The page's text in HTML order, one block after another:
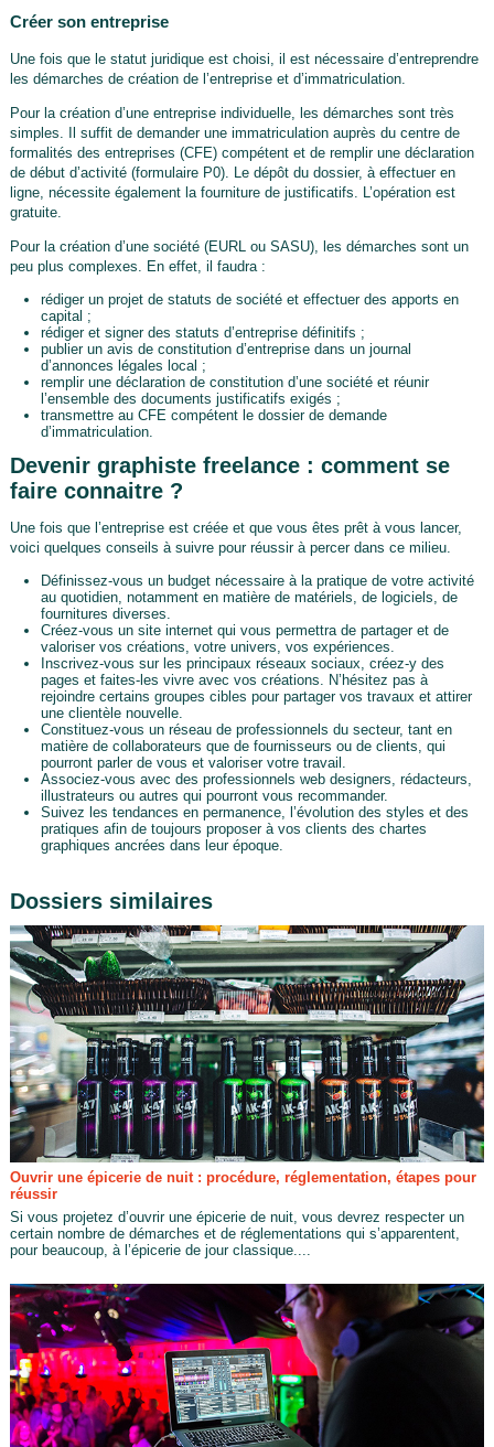
Créer son entreprise
Une fois que le statut juridique est choisi, il est nécessaire d’entreprendre
les démarches de création de l’entreprise et d’immatriculation.
Pour la création d’une entreprise individuelle, les démarches sont très
simples. Il suffit de demander une immatriculation auprès du centre de
formalités des entreprises (CFE) compétent et de remplir une déclaration
de début d’activité (formulaire P0). Le dépôt du dossier, à effectuer en
ligne, nécessite également la fourniture de justificatifs. L’opération est
gratuite.
Pour la création d’une société (EURL ou SASU), les démarches sont un
peu plus complexes. En effet, il faudra :
rédiger un projet de statuts de société et effectuer des apports en
capital ;
rédiger et signer des statuts d’entreprise définitifs ;
publier un avis de constitution d’entreprise dans un journal
d’annonces légales local ;
remplir une déclaration de constitution d’une société et réunir
l’ensemble des documents justificatifs exigés ;
transmettre au CFE compétent le dossier de demande
d’immatriculation.
Devenir graphiste freelance : comment se
faire connaitre ?
Une fois que l’entreprise est créée et que vous êtes prêt à vous lancer,
voici quelques conseils à suivre pour réussir à percer dans ce milieu.
Définissez-vous un budget nécessaire à la pratique de votre activité
au quotidien, notamment en matière de matériels, de logiciels, de
fournitures diverses.
Créez-vous un site internet qui vous permettra de partager et de
valoriser vos créations, votre univers, vos expériences.
Inscrivez-vous sur les principaux réseaux sociaux, créez-y des
pages et faites-les vivre avec vos créations. N’hésitez pas à
rejoindre certains groupes cibles pour partager vos travaux et attirer
une clientèle nouvelle.
Constituez-vous un réseau de professionnels du secteur, tant en
matière de collaborateurs que de fournisseurs ou de clients, qui
pourront parler de vous et valoriser votre travail.
Associez-vous avec des professionnels web designers, rédacteurs,
illustrateurs ou autres qui pourront vous recommander.
Suivez les tendances en permanence, l’évolution des styles et des
pratiques afin de toujours proposer à vos clients des chartes
graphiques ancrées dans leur époque.
Dossiers similaires
Ouvrir une épicerie de nuit : procédure, réglementation, étapes pour
réussir
Si vous projetez d’ouvrir une épicerie de nuit, vous devrez respecter un
certain nombre de démarches et de réglementations qui s’apparentent,
pour beaucoup, à l’épicerie de jour classique....